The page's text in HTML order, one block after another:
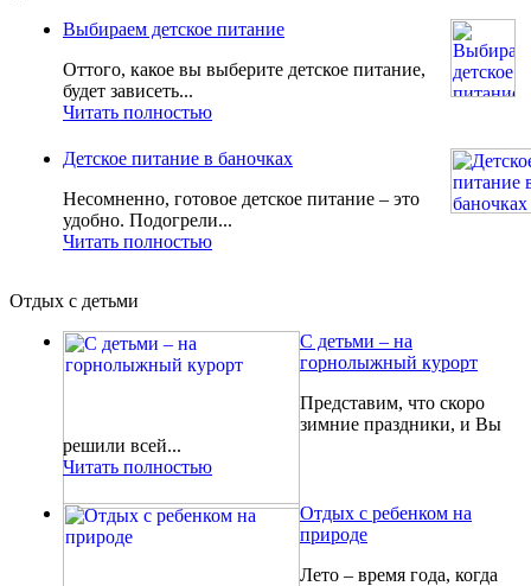
Выбираем детское питание
Оттого, какое вы выберите детское питание,
будет зависеть...
Читать полностью
Детское питание в баночках
Несомненно, готовое детское питание – это
удобно. Подогрели...
Читать полностью
Отдых с детьми
С детьми – на
горнолыжный курорт
Представим, что скоро
зимние праздники, и Вы
решили всей...
Читать полностью
Отдых с ребенком на
природе
Лето – время года, когда